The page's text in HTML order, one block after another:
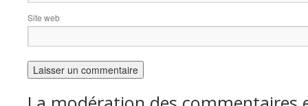
Site web